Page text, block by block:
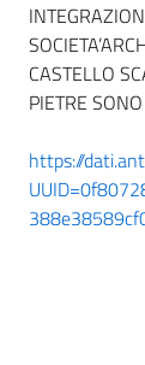
CASTELLO
PIETRE
https://